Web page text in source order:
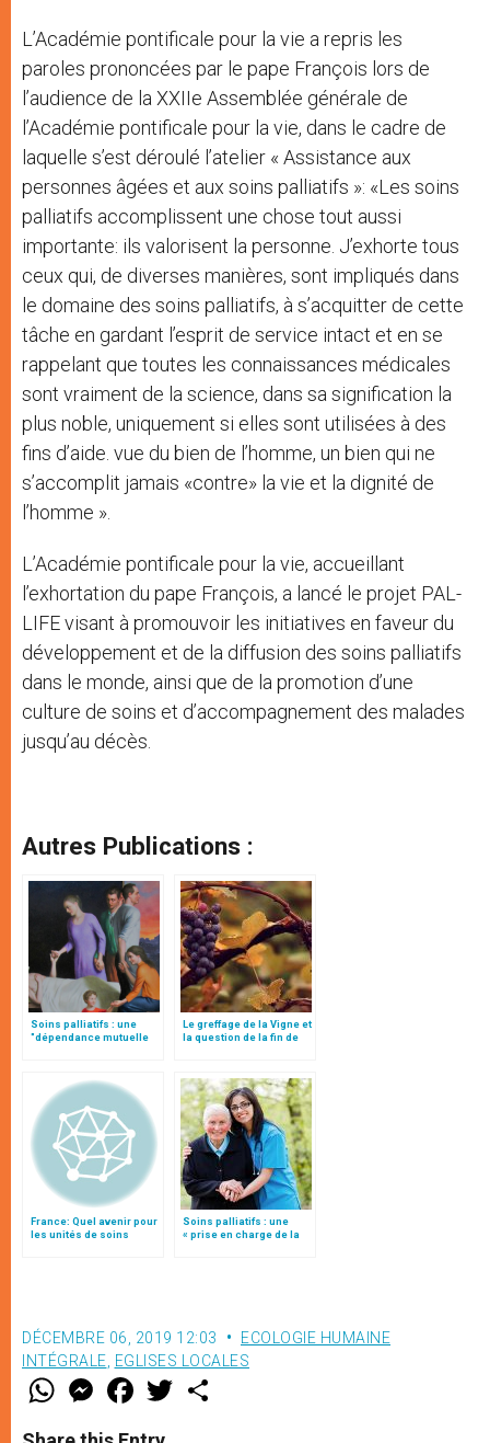
L’Académie pontificale pour la vie a repris les
paroles prononcées par le pape François lors de
l’audience de la XXIIe Assemblée générale de
l’Académie pontificale pour la vie, dans le cadre de
laquelle s’est déroulé l’atelier « Assistance aux
personnes âgées et aux soins palliatifs »: «Les soins
palliatifs accomplissent une chose tout aussi
importante: ils valorisent la personne. J’exhorte tous
ceux qui, de diverses manières, sont impliqués dans
le domaine des soins palliatifs, à s’acquitter de cette
tâche en gardant l’esprit de service intact et en se
rappelant que toutes les connaissances médicales
sont vraiment de la science, dans sa signification la
plus noble, uniquement si elles sont utilisées à des
fins d’aide. vue du bien de l’homme, un bien qui ne
s’accomplit jamais «contre» la vie et la dignité de
l’homme ».
L’Académie pontificale pour la vie, accueillant
l’exhortation du pape François, a lancé le projet PAL-
LIFE visant à promouvoir les initiatives en faveur du
développement et de la diffusion des soins palliatifs
dans le monde, ainsi que de la promotion d’une
culture de soins et d’accompagnement des malades
jusqu’au décès.
Autres Publications :
Soins palliatifs : une
"dépendance mutuelle
Le greffage de la Vigne et
la question de la fin de
France: Quel avenir pour
les unités de soins
Soins palliatifs : une
« prise en charge de la
DÉCEMBRE 06, 2019 12:03
ECOLOGIE HUMAINE
INTÉGRALE EGLISES LOCALES
W
t
M
e
s
F
a
e
w